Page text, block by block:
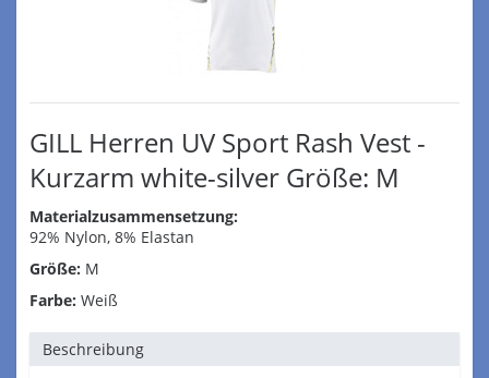
GILL Herren UV Sport Rash Vest -
Kurzarm white-silver Größe: M
Materialzusammensetzung:
92% Nylon, 8% Elastan
Größe: M
Farbe: Weiß
Beschreibung